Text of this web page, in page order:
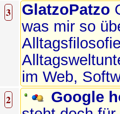
3 GlatzoPatzo
was mir so
im Web,
2
Google